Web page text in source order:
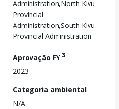
Administration,North Kivu
Provincial
Administration,South Kivu
Provincial Administration
Aprovação FY3
2023
Categoria ambiental
N/A